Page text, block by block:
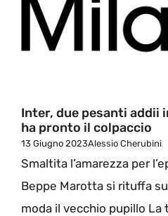
Inter, due pesanti addii
ha pronto il colpaccio
13 Giugno 2023Alessio Cherubini
Smaltita l’amarezza per
Beppe Marotta si rituffa
moda il vecchio pupillo La